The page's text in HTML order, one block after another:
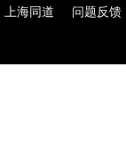
上海同道 问题反馈